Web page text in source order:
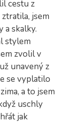
cestu z
jsem
a skalky.
stylem
zvolil v
unavený z
se vyplatilo
a to jsem
uschly
jak